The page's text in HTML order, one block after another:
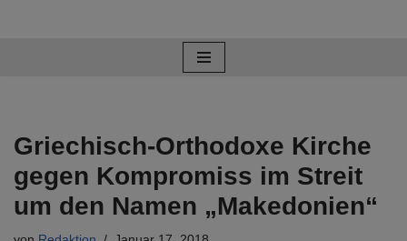
Griechisch-Orthodoxe Kirche
gegen Kompromiss im Streit
um den Namen „Makedonien“